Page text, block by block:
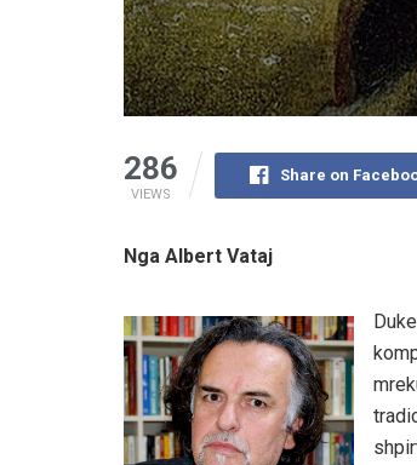
286
VIEWS
Share on
Nga Albert Vataj